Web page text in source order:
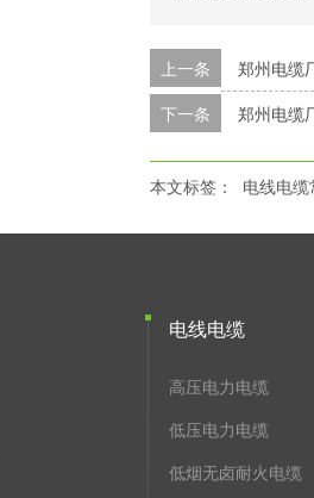
上一条
郑州电缆
下一条 郑州电缆
本文标签： 电线电
电线电缆
高压电力电缆
低压电力电缆
低烟无卤耐火电缆